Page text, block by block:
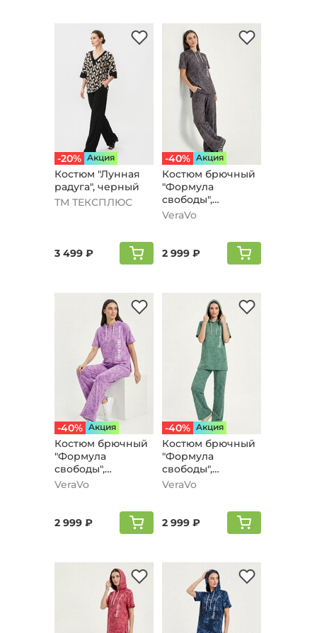
-20% Aкция
Костюм "Лунная
радуга", черный
ТМ ТЕКСПЛЮС
3 499 ₽
-40% Aкция
Костюм брючный
"Формула
свободы",
кофейный
VeraVo
2 999 ₽
-40% Aкция
Костюм брючный
"Формула
свободы",
сиреневый
VeraVo
2 999 ₽
-40% Aкция
Костюм брючный
"Формула
свободы",
зеленый
VeraVo
2 999 ₽